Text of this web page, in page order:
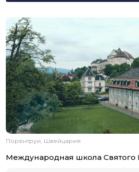
Порентруи, Швейцария
Международная школа Святого